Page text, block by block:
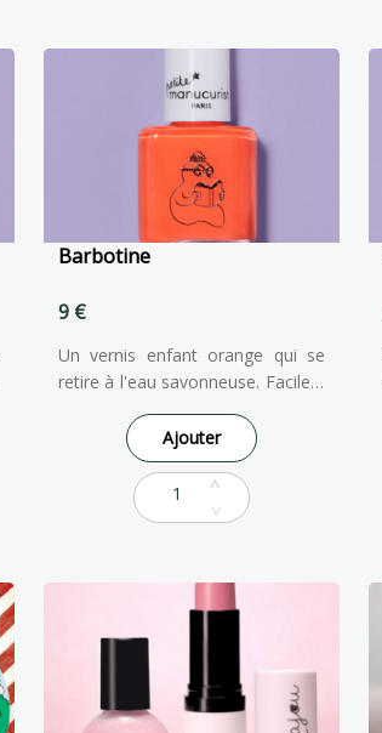
Barbotine
9 €
Un vernis enfant orange qui se
retire à l'eau savonneuse. Facile à
appliquer et à enlever, notre
vernis à ongles pour enfants est
formulé à partir d'ingrédients
d'origine naturelle pour qu'ils
puissent faire comme les grands !
Ajouter